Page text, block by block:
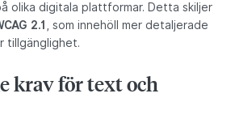
olika digitala plattformar. Detta skiljer
2.1
, som innehöll mer detaljerade
tillgänglighet.
krav för text och